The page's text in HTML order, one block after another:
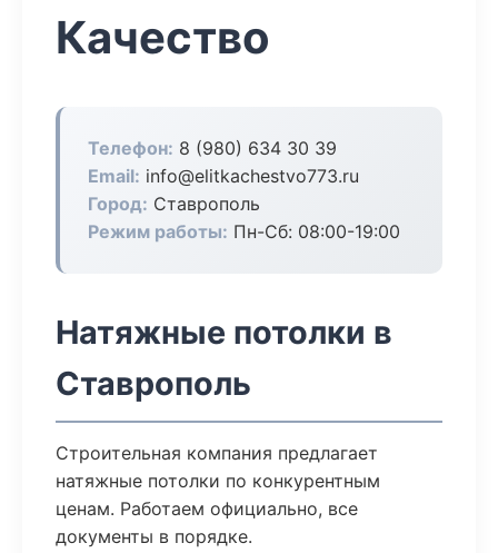
Качество
Телефон: 8 (980) 634 30 39
Email: info@elitkachestvo773.ru
Город: Ставрополь
Режим работы: Пн-Сб: 08:00-19:00
Натяжные потолки в
Ставрополь
Строительная компания предлагает
натяжные потолки по конкурентным
ценам. Работаем официально, все
документы в порядке.